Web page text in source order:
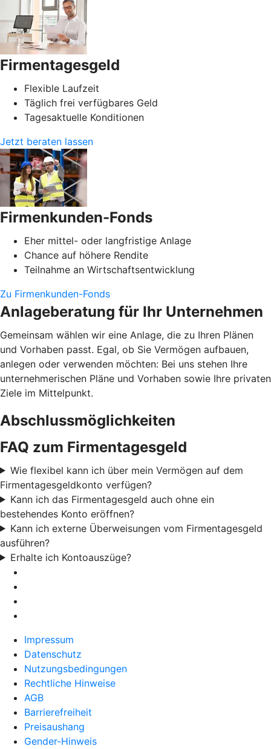
Firmentagesgeld
Flexible Laufzeit
Täglich frei verfügbares Geld
Tagesaktuelle Konditionen
Jetzt beraten lassen
Firmenkunden-Fonds
Eher mittel- oder langfristige Anlage
Chance auf höhere Rendite
Teilnahme an Wirtschaftsentwicklung
Zu Firmenkunden-Fonds
Anlageberatung für Ihr Unternehmen
Gemeinsam wählen wir eine Anlage, die zu Ihren Plänen
und Vorhaben passt. Egal, ob Sie Vermögen aufbauen,
anlegen oder verwenden möchten: Bei uns stehen Ihre
unternehmerischen Pläne und Vorhaben sowie Ihre privaten
Ziele im Mittelpunkt.
Abschlussmöglichkeiten
FAQ zum Firmentagesgeld
Wie flexibel kann ich über mein Vermögen auf dem
Firmentagesgeldkonto verfügen?
Kann ich das Firmentagesgeld auch ohne ein
bestehendes Konto eröffnen?
Kann ich externe Überweisungen vom Firmentagesgeld
ausführen?
Erhalte ich Kontoauszüge?
Impressum
Datenschutz
Nutzungsbedingungen
Rechtliche Hinweise
AGB
Barrierefreiheit
Preisaushang
Gender-Hinweis